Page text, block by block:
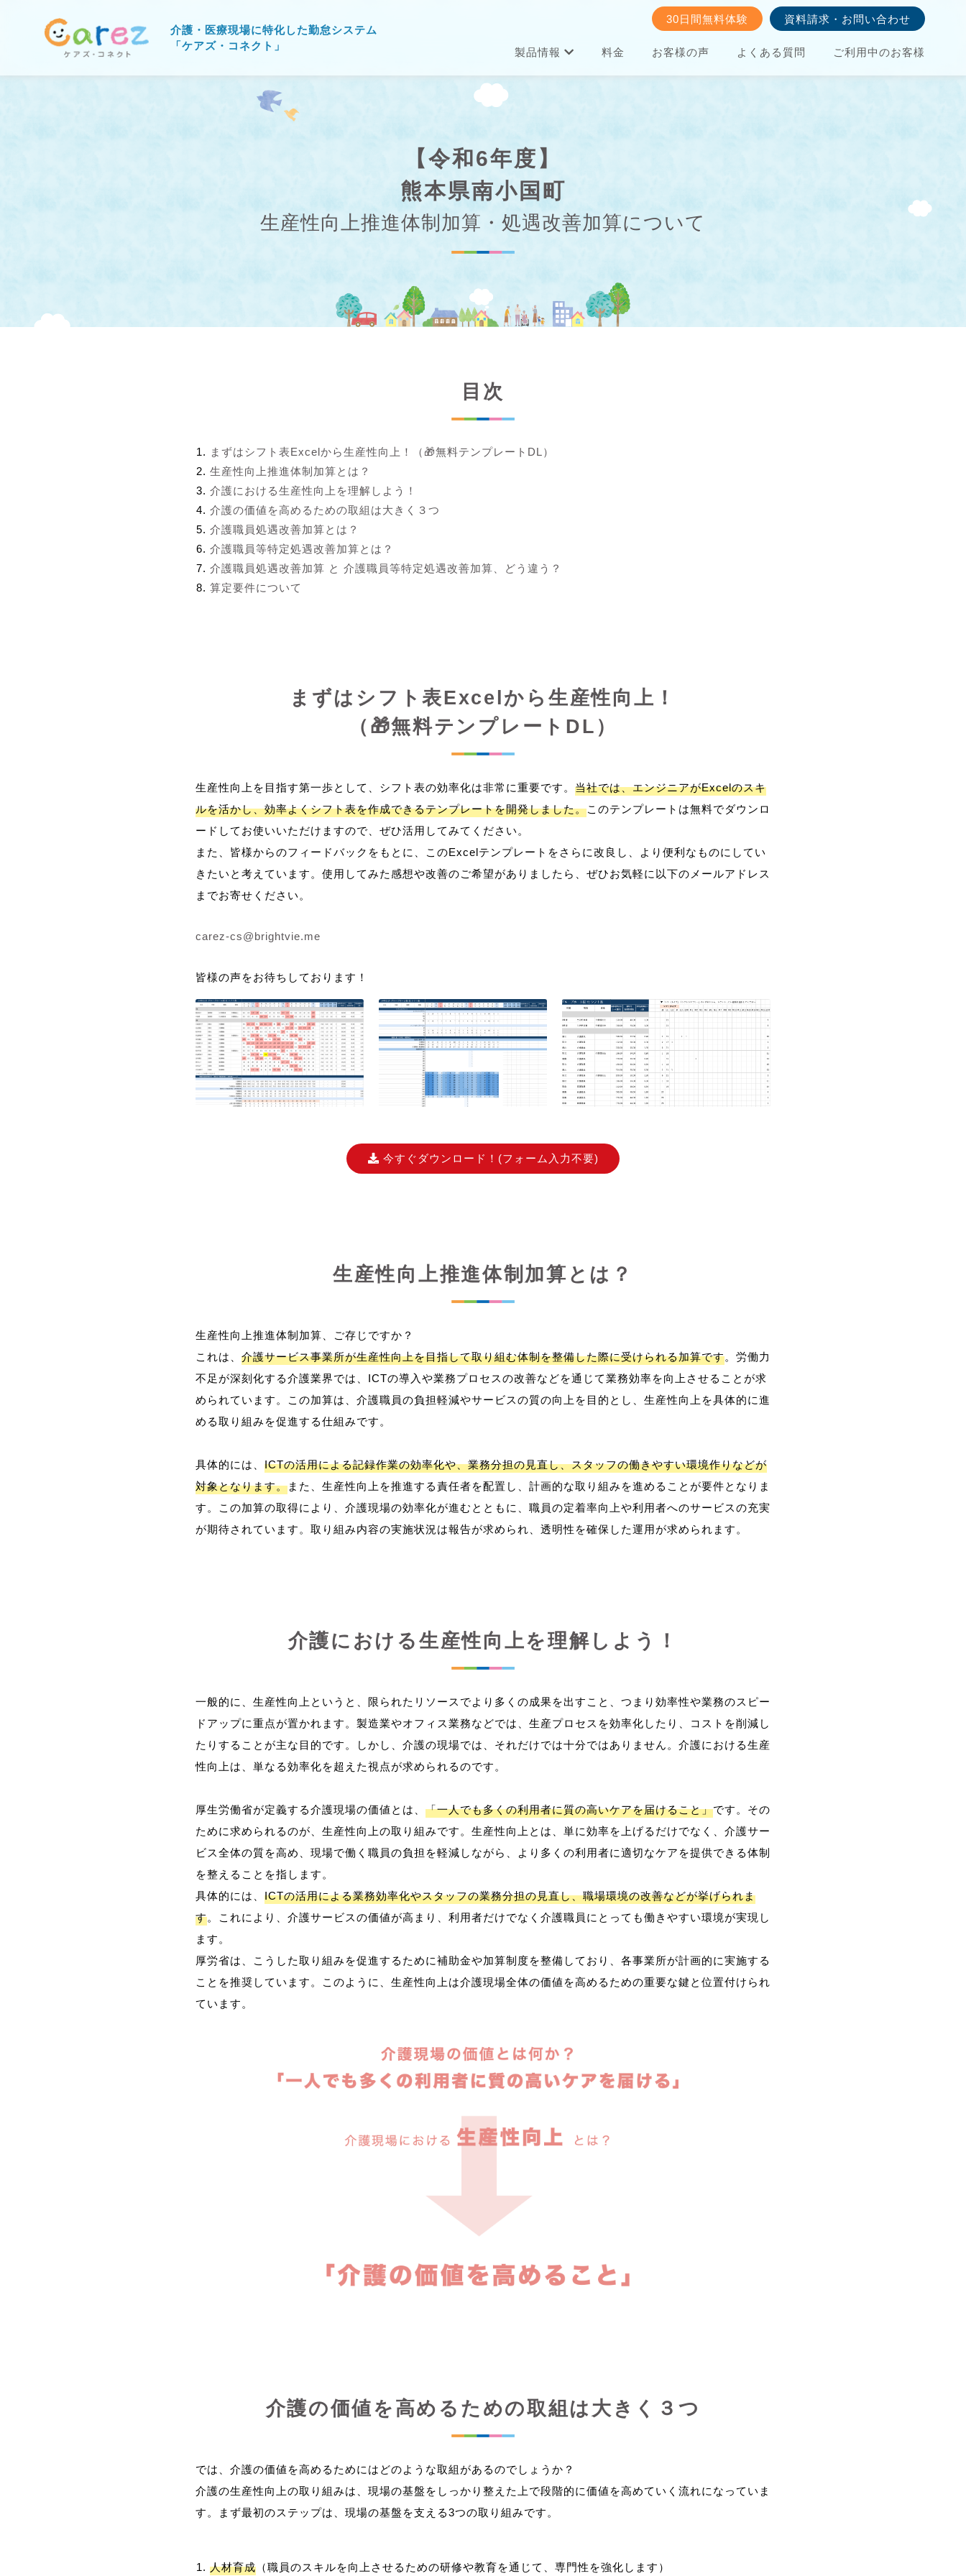
介護・医療現場に特化した勤怠システム
「ケアズ・コネクト」
製品情報 料金 お客様の声 よくある質問 ご利用中のお客様
30日間無料体験 資料請求・お問い合わせ
【令和6年度】
熊本県南小国町
生産性向上推進体制加算・処遇改善加算について
目次
まずはシフト表Excelから生産性向上！（🎁無料テンプレートDL）
生産性向上推進体制加算とは？
介護における生産性向上を理解しよう！
介護の価値を高めるための取組は大きく３つ
介護職員処遇改善加算とは？
介護職員等特定処遇改善加算とは？
介護職員処遇改善加算 と 介護職員等特定処遇改善加算、どう違う？
算定要件について
まずはシフト表Excelから生産性向上！
（🎁無料テンプレートDL）
生産性向上を目指す第一歩として、シフト表の効率化は非常に重要です。 当社では、エンジニアがExcelのスキ
ルを活かし、効率よくシフト表を作成できるテンプレートを開発しました。このテンプレートは無料でダウンロ
ードしてお使いいただけますので、ぜひ活用してみてください。
また、皆様からのフィードバックをもとに、このExcelテンプレートをさらに改良し、より便利なものにしてい
きたいと考えています。使用してみた感想や改善のご希望がありましたら、ぜひお気軽に以下のメールアドレス
までお寄せください。
carez-cs@brightvie.me
皆様の声をお待ちしております！
今すぐダウンロード！ (フォーム入力不要)
生産性向上推進体制加算とは？
生産性向上推進体制加算、ご存じですか？
これは、 介護サービス事業所が生産性向上を目指して取り組む体制を整備した際に受けられる加算です。労働力
不足が深刻化する介護業界では、ICTの導入や業務プロセスの改善などを通じて業務効率を向上させることが求
められています。この加算は、介護職員の負担軽減やサービスの質の向上を目的とし、生産性向上を具体的に進
める取り組みを促進する仕組みです。
具体的には、 ICTの活用による記録作業の効率化や、業務分担の見直し、スタッフの働きやすい環境作りなどが
対象となります。また、生産性向上を推進する責任者を配置し、計画的な取り組みを進めることが要件となりま
す。この加算の取得により、介護現場の効率化が進むとともに、職員の定着率向上や利用者へのサービスの充実
介護における生産性向上を理解しよう！
一般的に、生産性向上というと、限られたリソースでより多くの成果を出すこと、つまり効率性や業務のスピー
ドアップに重点が置かれます。製造業やオフィス業務などでは、生産プロセスを効率化したり、コストを削減し
たりすることが主な目的です。しかし、介護の現場では、それだけでは十分ではありません。介護における生産
性向上は、単なる効率化を超えた視点が求められるのです。
厚生労働省が定義する介護現場の価値とは、 「一人でも多くの利用者に質の高いケアを届けること」です。その
ために求められるのが、生産性向上の取り組みです。生産性向上とは、単に効率を上げるだけでなく、介護サー
ビス全体の質を高め、現場で働く職員の負担を軽減しながら、より多くの利用者に適切なケアを提供できる体制
を整えることを指します。
具体的には、 ICTの活用による業務効率化やスタッフの業務分担の見直し、職場環境の改善などが挙げられま
す。これにより、介護サービスの価値が高まり、利用者だけでなく介護職員にとっても働きやすい環境が実現し
ます。
厚労省は、こうした取り組みを促進するために補助金や加算制度を整備しており、各事業所が計画的に実施する
ことを推奨しています。このように、生産性向上は介護現場全体の価値を高めるための重要な鍵と位置付けられ
介護の価値を高めるための取組は大きく３つ
では、介護の価値を高めるためにはどのような取組があるのでしょうか？
介護の生産性向上の取り組みは、現場の基盤をしっかり整えた上で段階的に価値を高めていく流れになっていま
人材育成 （職員のスキルを向上させるための研修や教育を通じて、専門性を強化します）